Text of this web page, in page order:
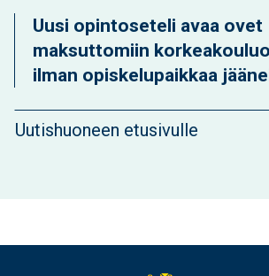
Uusi opintoseteli avaa ovet
maksuttomiin
ilman opiskelupaikkaa
Uutishuoneen etusivulle